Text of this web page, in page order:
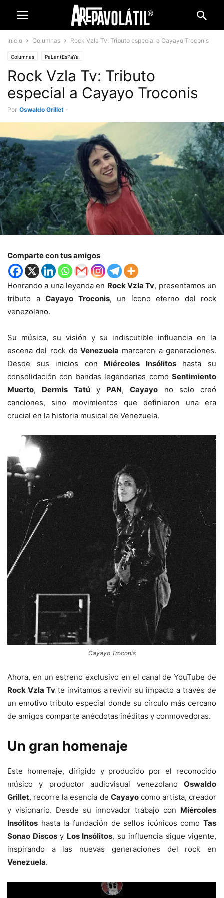
Inicio Columnas Rock Vzla Tv: Tributo especial a Cayayo Troconis
Columnas PaLantEsPaYa
Rock Vzla Tv: Tributo
especial a Cayayo Troconis
Por Oswaldo Grillet -
Comparte con tus amigos
Honrando a una leyenda en Rock Vzla Tv, presentamos un
tributo a Cayayo Troconis, un ícono eterno del rock
venezolano.
Su música, su visión y su indiscutible influencia en la
escena del rock de Venezuela marcaron a generaciones.
Desde sus inicios con Miércoles Insólitoshasta su
consolidación con bandas legendarias como Sentimiento
Muerto, Dermis Tatúy PAN,Cayayo no solo creó
canciones, sino movimientos que definieron una era
crucial en la historia musical de Venezuela.
Cayayo Troconis
Ahora, en un estreno exclusivo en el canal de YouTube de
Rock Vzla Tvte invitamos a revivir su impacto a través de
un emotivo tributo especial donde su círculo más cercano
de amigos comparte anécdotas inéditas y conmovedoras.
Un gran homenaje
Este homenaje, dirigido y producido por el reconocido
músico y productor audiovisual venezolano Oswaldo
Grillet, recorre la esencia de Cayayocomo artista, creador
y visionario. Desde su innovador trabajo con Miércoles
Insólitos hasta la fundación de sellos icónicos como Tas
Sonao Discosy Los Insólitos, su influencia sigue vigente,
inspirando a las nuevas generaciones del rock en
Venezuela.